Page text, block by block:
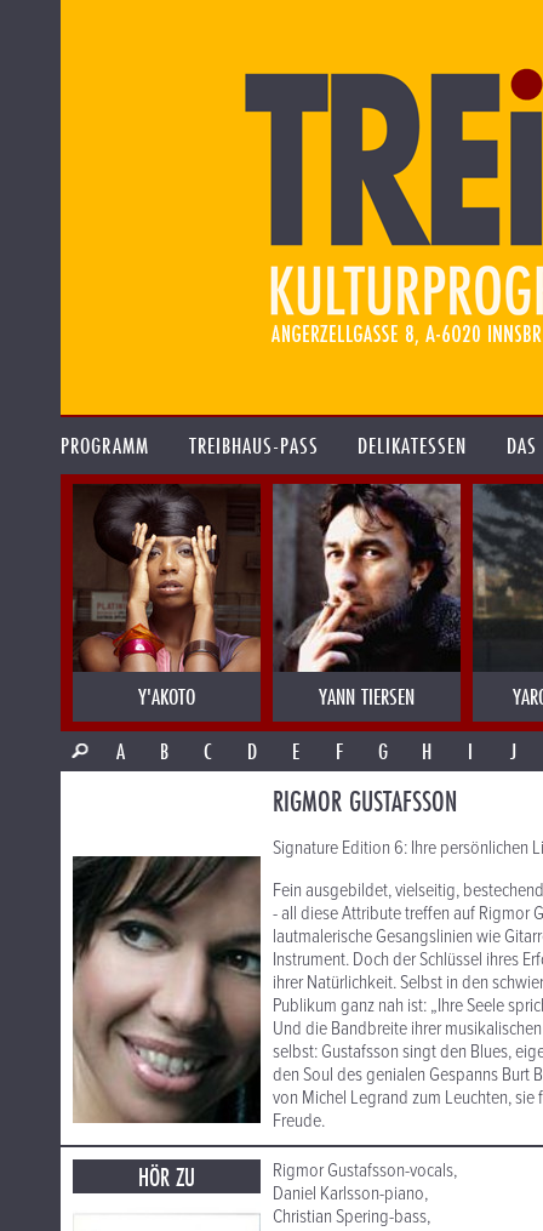
PROGRAMM TREIBHAUS-PASS DELIKATESSEN
Y'AKOTO YANN TIERSEN
A
B C D E F G H I J
RIGMOR GUSTAFSSON
Signature Edition 6: Ihre persönlichen
Fein ausgebildet, vielseitig,
- all diese Attribute treffen auf Rigmor
lautmalerische Gesangslinien wie
Instrument. Doch der Schlüssel ihres
ihrer Natürlichkeit. Selbst in den
Publikum ganz nah ist: „Ihre Seele
Und die Bandbreite ihrer
selbst: Gustafsson singt den Blues,
den Soul des genialen Gespanns Burt
von Michel Legrand zum Leuchten,
Freude.
HÖR ZU
Rigmor Gustafsson-vocals,
Daniel Karlsson-piano,
Christian Spering-bass,